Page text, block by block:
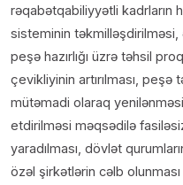
rəqabətqabiliyyətli kadrların
sisteminin təkmilləşdirilməsi,
peşə hazırlığı üzrə təhsil
çevikliyinin artırılması, peşə
mütəmadi olaraq
etdirilməsi məqsədilə
yaradılması, dövlət
özəl şirkətlərin cəlb